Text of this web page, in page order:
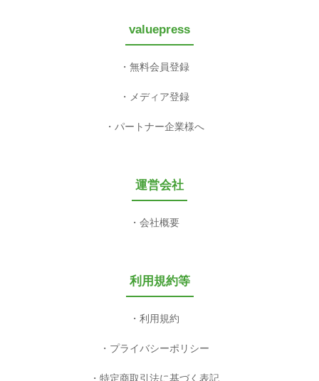
valuepress
無料会員登録
メディア登録
パートナー企業様へ
運営会社
会社概要
利用規約等
利用規約
プライバシーポリシー
特定商取引法に基づく表記